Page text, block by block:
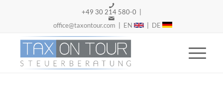
+49 30 214 580-0 |
office@taxontour.com
EN DE